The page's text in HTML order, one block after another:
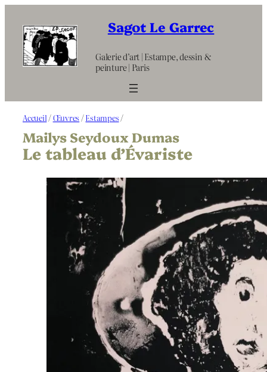
contenu
Sagot Le Garrec
Galerie d’art | Estampe, dessin &
peinture | Paris
Accueil /Œuvres /Estampes /
Mailys Seydoux Dumas
Le tableau d’Évariste